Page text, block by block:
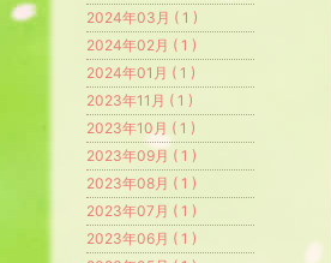
2024年03月 ( 1 )
2024年02月 ( 1 )
2024年01月 ( 1 )
2023年11月 ( 1 )
2023年10月 ( 1 )
2023年09月 ( 1 )
2023年08月 ( 1 )
2023年07月 ( 1 )
2023年06月 ( 1 )